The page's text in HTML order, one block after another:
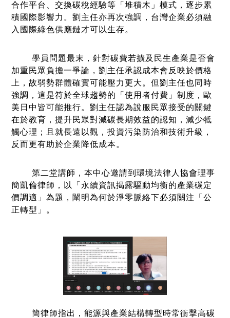
合作平台、交換碳稅經驗等「堆積木」模式，逐步累
積國際影響力。劉主任亦再次強調，台灣企業必須融
入國際綠色供應鏈才可以生存。
學員問題最末，針對碳費若擴及民生產業是否會
加重民眾負擔一爭論，劉主任承認成本會反映於價格
上，故弱勢群體確實可能壓力更大。但劉主任也同時
強調，這是符於全球趨勢的「使用者付費」制度，歐
美日中皆可能推行。劉主任認為說服民眾接受的關鍵
在於教育，提升民眾對減碳長期效益的認知，減少牴
觸心理；且就長遠以觀，投資污染防治和技術升級，
反而更有助於企業降低成本。
第二堂講師，本中心邀請到環境法律人協會理事
簡凱倫律師，以「永續資訊揭露驅動均衡的產業碳定
價調適」為題，闡明為何於淨零脈絡下必須關注「公
正轉型」。
簡律師指出，能源與產業結構轉型時常衝擊高碳